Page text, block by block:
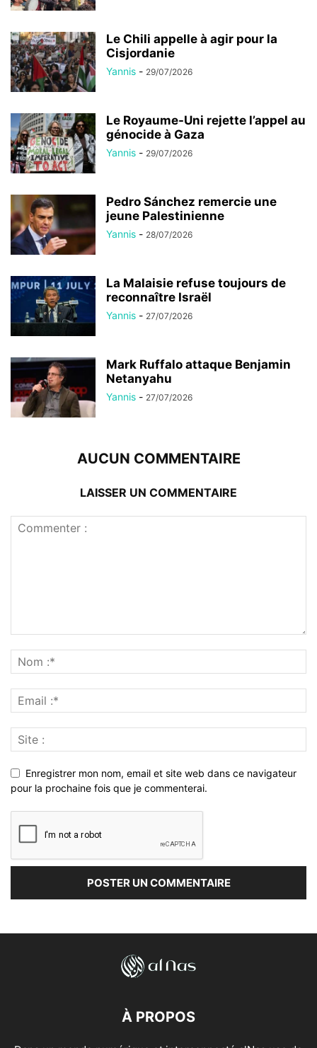
Le Chili appelle à agir pour la
Cisjordanie
Yannis - 29/07/2026
Le Royaume-Uni rejette l’appel au
génocide à Gaza
Yannis - 29/07/2026
Pedro Sánchez remercie une
jeune Palestinienne
Yannis - 28/07/2026
La Malaisie refuse toujours de
reconnaître Israël
Yannis - 27/07/2026
Mark Ruffalo attaque Benjamin
Netanyahu
Yannis - 27/07/2026
AUCUN COMMENTAIRE
LAISSER UN COMMENTAIRE
Enregistrer mon nom, email et site web dans ce navigateur
pour la prochaine fois que je commenterai.
À PROPOS